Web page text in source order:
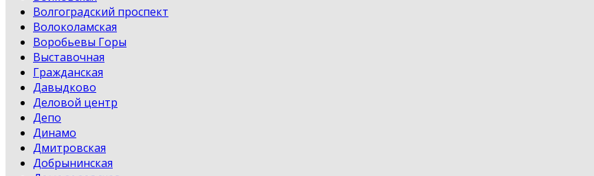
Волгоградский проспект
Волоколамская
Воробьевы Горы
Выставочная
Гражданская
Давыдково
Деловой центр
Депо
Динамо
Дмитровская
Добрынинская